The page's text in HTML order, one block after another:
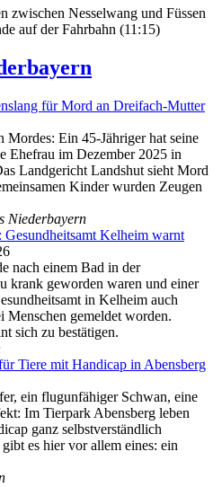
zwischen Nesselwang und Füssen
auf der Fahrbahn (11:15)
für Mord an Dreifach-Mutter
Mordes: Ein 45-Jähriger hat seine
Ehefrau im Dezember 2025 in
Landgericht Landshut sieht Mord
Kinder wurden Zeugen
Niederbayern
Kelheim warnt
nach einem Bad in der
krank geworden waren und einer
in Kelheim auch
gemeldet worden.
sich zu bestätigen.
Tiere mit Handicap in Abensberg
ein flugunfähiger Schwan, eine
Im Tierpark Abensberg leben
ganz selbstverständlich
es hier vor allem eines: ein